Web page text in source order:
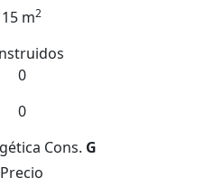
15 m2
0
0
Cons. G
Precio